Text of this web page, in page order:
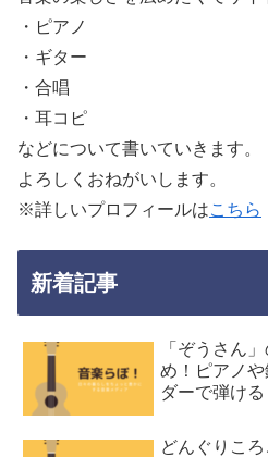
・ピアノ
・ギター
・合唱
・耳コピ
などについて書いていきます。
よろしくおねがいします。
※詳しいプロフィールはこちら
新着記事
「ぞうさん
め！ピアノ
ダーで弾ける
どんぐりこ